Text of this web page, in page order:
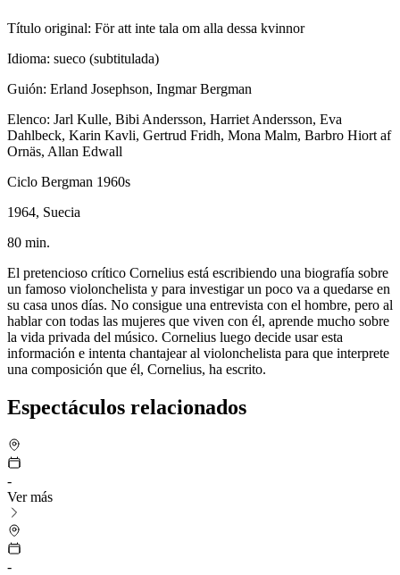
Título original: För att inte tala om alla dessa kvinnor
Idioma: sueco (subtitulada)
Guión: Erland Josephson, Ingmar Bergman
Elenco: Jarl Kulle, Bibi Andersson, Harriet Andersson, Eva
Dahlbeck, Karin Kavli, Gertrud Fridh, Mona Malm, Barbro Hiort af
Ornäs, Allan Edwall
Ciclo Bergman 1960s
1964, Suecia
80 min.
El pretencioso crítico Cornelius está escribiendo una biografía sobre
un famoso violonchelista y para investigar un poco va a quedarse en
su casa unos días. No consigue una entrevista con el hombre, pero al
hablar con todas las mujeres que viven con él, aprende mucho sobre
la vida privada del músico. Cornelius luego decide usar esta
información e intenta chantajear al violonchelista para que interprete
una composición que él, Cornelius, ha escrito.
Espectáculos relacionados
-
Ver más
-